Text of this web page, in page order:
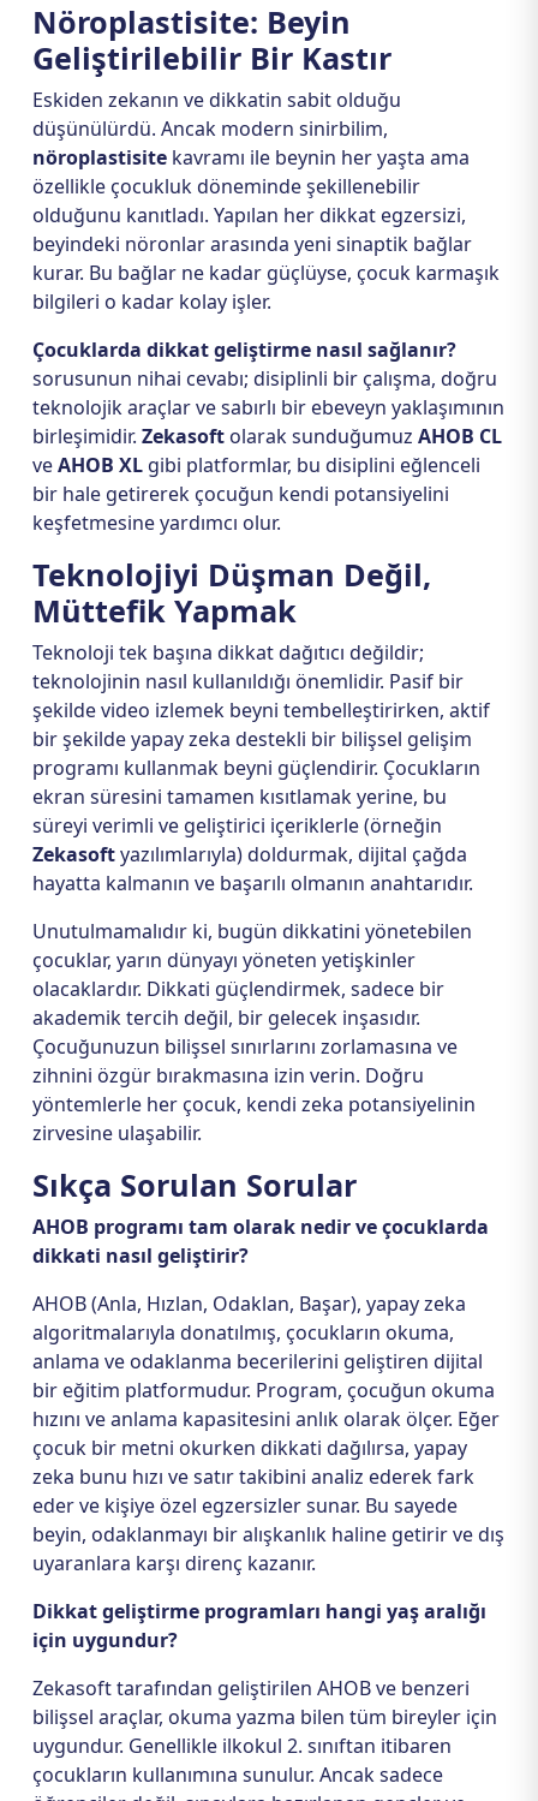
Nöroplastisite: Beyin
Geliştirilebilir Bir Kastır
Eskiden zekanın ve dikkatin sabit olduğu
düşünülürdü. Ancak modern sinirbilim,
nöroplastisite kavramı ile beynin her yaşta ama
özellikle çocukluk döneminde şekillenebilir
olduğunu kanıtladı. Yapılan her dikkat egzersizi,
beyindeki nöronlar arasında yeni sinaptik bağlar
kurar. Bu bağlar ne kadar güçlüyse, çocuk karmaşık
bilgileri o kadar kolay işler.
Çocuklarda dikkat geliştirme nasıl sağlanır?
sorusunun nihai cevabı; disiplinli bir çalışma, doğru
teknolojik araçlar ve sabırlı bir ebeveyn yaklaşımının
birleşimidir. Zekasoft olarak sunduğumuz AHOB CL
veAHOB XL gibi platformlar, bu disiplini eğlenceli
bir hale getirerek çocuğun kendi potansiyelini
keşfetmesine yardımcı olur.
Teknolojiyi Düşman Değil,
Müttefik Yapmak
Teknoloji tek başına dikkat dağıtıcı değildir;
teknolojinin nasıl kullanıldığı önemlidir. Pasif bir
şekilde video izlemek beyni tembelleştirirken, aktif
bir şekilde yapay zeka destekli bir bilişsel gelişim
programı kullanmak beyni güçlendirir. Çocukların
ekran süresini tamamen kısıtlamak yerine, bu
süreyi verimli ve geliştirici içeriklerle (örneğin
Zekasoftyazılımlarıyla) doldurmak, dijital çağda
hayatta kalmanın ve başarılı olmanın anahtarıdır.
Unutulmamalıdır ki, bugün dikkatini yönetebilen
çocuklar, yarın dünyayı yöneten yetişkinler
olacaklardır. Dikkati güçlendirmek, sadece bir
akademik tercih değil, bir gelecek inşasıdır.
Çocuğunuzun bilişsel sınırlarını zorlamasına ve
zihnini özgür bırakmasına izin verin. Doğru
yöntemlerle her çocuk, kendi zeka potansiyelinin
zirvesine ulaşabilir.
Sıkça Sorulan Sorular
AHOB programı tam olarak nedir ve çocuklarda
dikkati nasıl geliştirir?
AHOB (Anla, Hızlan, Odaklan, Başar), yapay zeka
algoritmalarıyla donatılmış, çocukların okuma,
anlama ve odaklanma becerilerini geliştiren dijital
bir eğitim platformudur. Program, çocuğun okuma
hızını ve anlama kapasitesini anlık olarak ölçer. Eğer
çocuk bir metni okurken dikkati dağılırsa, yapay
zeka bunu hızı ve satır takibini analiz ederek fark
eder ve kişiye özel egzersizler sunar. Bu sayede
beyin, odaklanmayı bir alışkanlık haline getirir ve dış
uyaranlara karşı direnç kazanır.
Dikkat geliştirme programları hangi yaş aralığı
için uygundur?
Zekasoft tarafından geliştirilen AHOB ve benzeri
bilişsel araçlar, okuma yazma bilen tüm bireyler için
uygundur. Genellikle ilkokul 2. sınıftan itibaren
çocukların kullanımına sunulur. Ancak sadece